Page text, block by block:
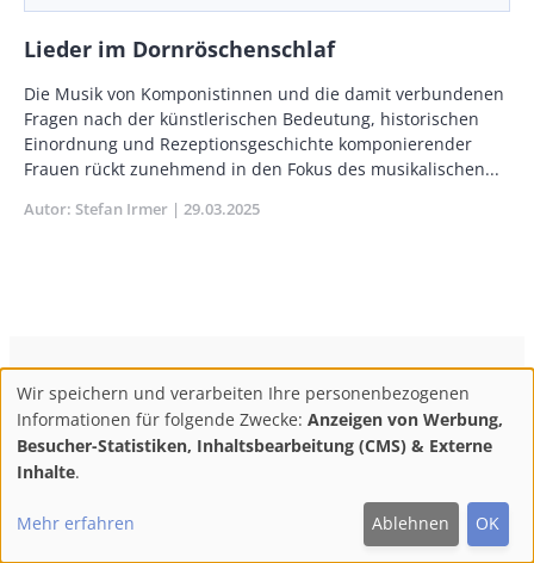
Lieder im Dornröschenschlaf
Vorspann
/
Teaser
Die Musik von Komponistinnen und die damit verbundenen
Fragen nach der künstlerischen Bedeutung, historischen
Einordnung und Rezeptionsgeschichte komponierender
Frauen rückt zunehmend in den Fokus des musikalischen...
Autor Stefan Irmer Publikationsdatum
29.03.2025
Footer
ConBrio Kulturmedienhaus AGB
Datenschutz
Impressum
Info & Kontakt
Abo kündigen / Widerruf der Bestellung
Use
of
personal
data
and
Wir speichern und verarbeiten Ihre personenbezogenen
Informationen für folgende Zwecke: Anzeigen von Werbung,
Besucher-Statistiken, Inhaltsbearbeitung (CMS) & Externe
Inhalte.
Mehr erfahren Ablehnen OK